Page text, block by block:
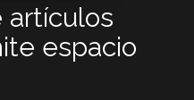
artículos
espacio